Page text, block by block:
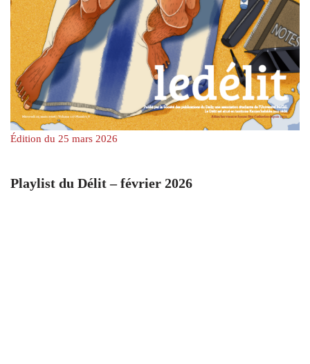
Édition du 25 mars 2026
Playlist du Délit – février 2026